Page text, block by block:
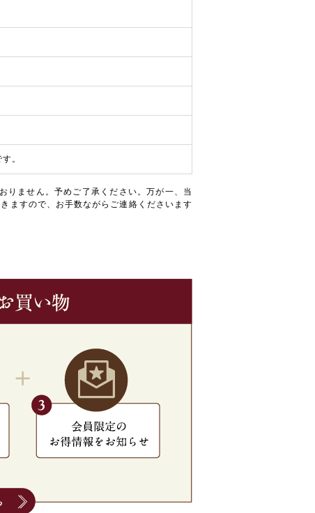
。
りません。予めご了承ください。万が一、当
ますので、お手数ながらご連絡くださいます